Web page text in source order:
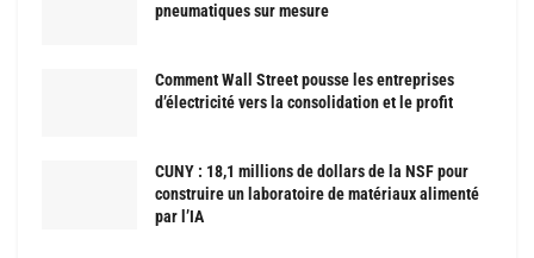
pneumatiques sur mesure
Comment Wall Street pousse les entreprises
d’électricité vers la consolidation et le profit
CUNY : 18,1 millions de dollars de la NSF pour
construire un laboratoire de matériaux alimenté
par l’IA